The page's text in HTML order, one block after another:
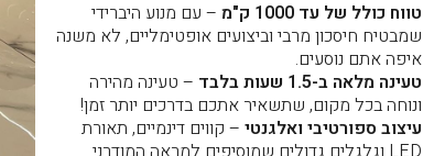
טווח כולל של עד 1000 ק"מ
– עם מנוע היברידי
שמבטיח חיסכון מרבי וביצועים אופטימליים, לא משנה
איפה אתם נוסעים.
טעינה מלאה ב-1.5 שעות בלבד
– טעינה מהירה
ונוחה בכל מקום, שתשאיר אתכם בדרכים יותר זמן!
עיצוב ספורטיבי ואלגנטי – קווים דינמיים, תאורת